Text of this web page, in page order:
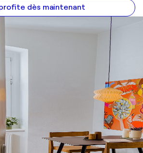
dès maintenant